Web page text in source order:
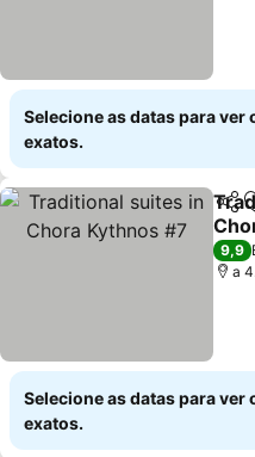
Selecione as datas para ver
exatos.
Ver
9,9
a
Selecione as datas para ver
exatos.